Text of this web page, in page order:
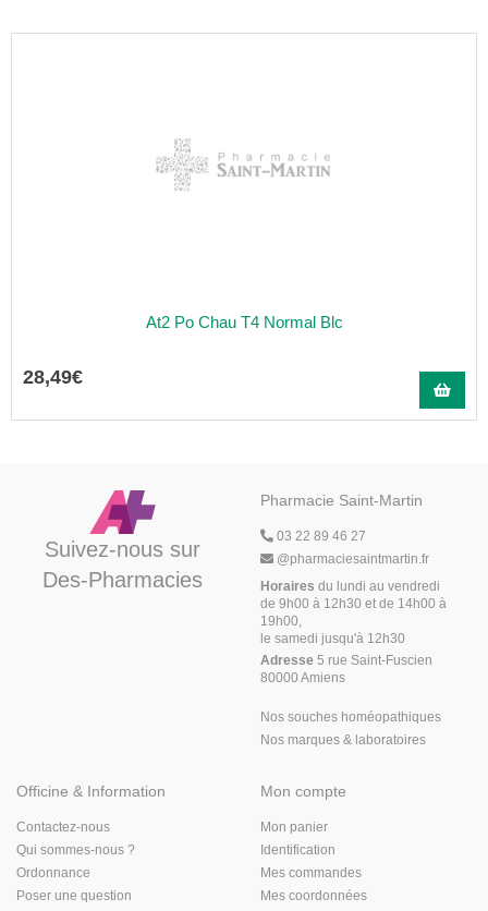
At2 Po Chau T4 Normal Blc
28,49€
Suivez-nous sur
Des-Pharmacies
Pharmacie Saint-Martin
03 22 89 46 27
@pharmaciesaintmartin.fr
Horaires du lundi au vendredi
de 9h00 à 12h30 et de 14h00 à
19h00,
le samedi jusqu'à 12h30
Adresse 5 rue Saint-Fuscien
80000 Amiens
Nos souches homéopathiques
Nos marques & laboratoires
Officine & Information
Contactez-nous
Qui sommes-nous ?
Ordonnance
Poser une question
Mon compte
Mon panier
Identification
Mes commandes
Mes coordonnées